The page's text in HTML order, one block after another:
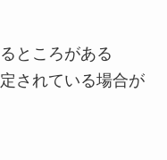
ところがある
されている場合が